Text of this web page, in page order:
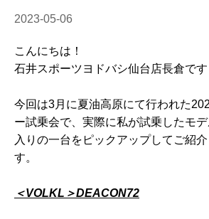
2023-05-06
こんにちは！
石井スポーツヨドバシ仙台店長倉です
今回は3月に夏油高原にて行われた
ー試乗会で、実際に私が試乗したモ
入りの一台をピックアップしてご紹
す。
＜VOLKL＞DEACON72